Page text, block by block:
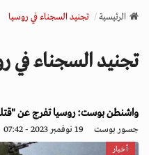
v
a
o
n
الرئيسية تجنيد السجناء في روسيا
تجنيد السجناء في
واشنطن بوست: روسيا تفرج عن
جسور بوست 19 نوفمبر 2023 - 07:42
أخبار